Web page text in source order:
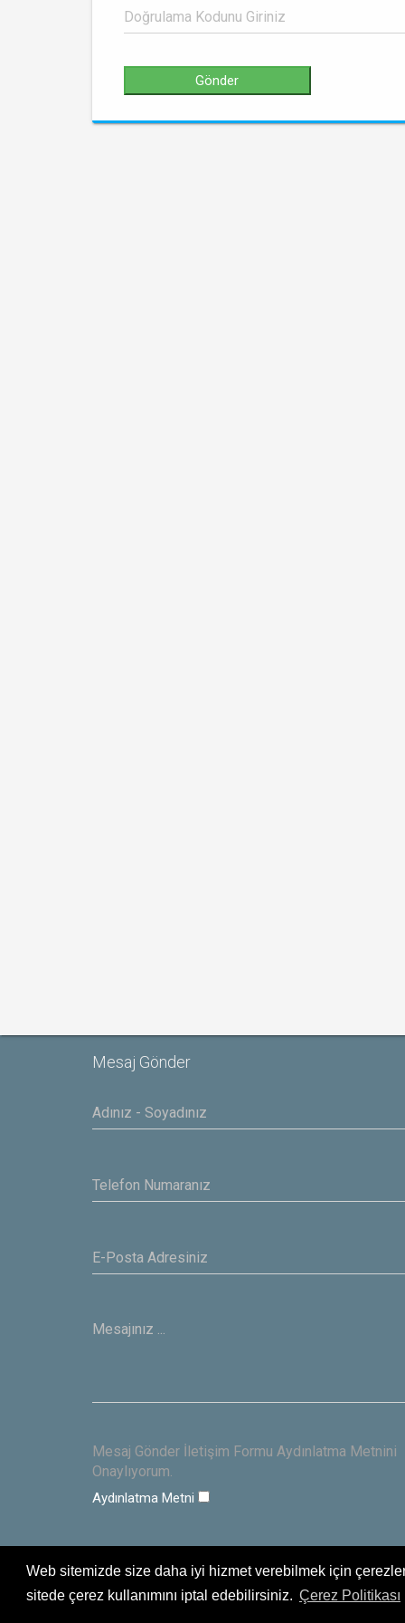
Web sitemizde size daha iyi hizmet verebilmek için
sitede çerez kullanımını iptal edebilirsiniz. Çerez Politikası
Mesaj Gönder
Mesaj Gönder İletişim Formu Aydınlatma Metnini
Onaylıyorum.
Aydınlatma Metni
Yasar